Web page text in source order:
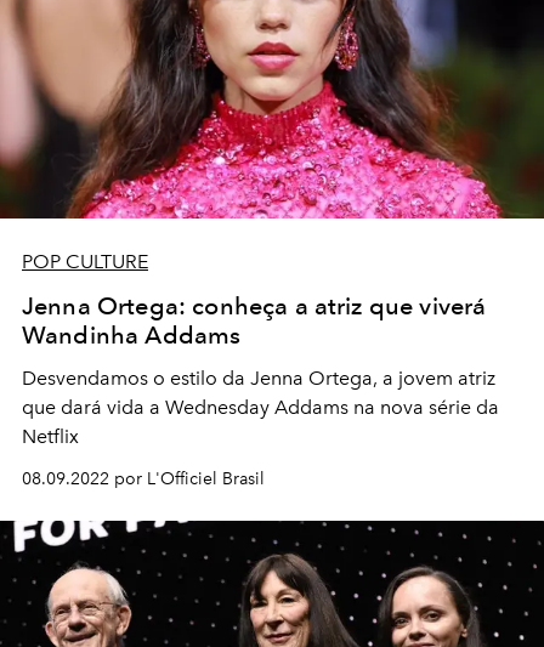
POP CULTURE
Jenna Ortega: conheça a atriz que viverá
Wandinha Addams
Desvendamos o estilo da Jenna Ortega, a jovem atriz
que dará vida a Wednesday Addams na nova série da
Netflix
08.09.2022 por L'Officiel Brasil